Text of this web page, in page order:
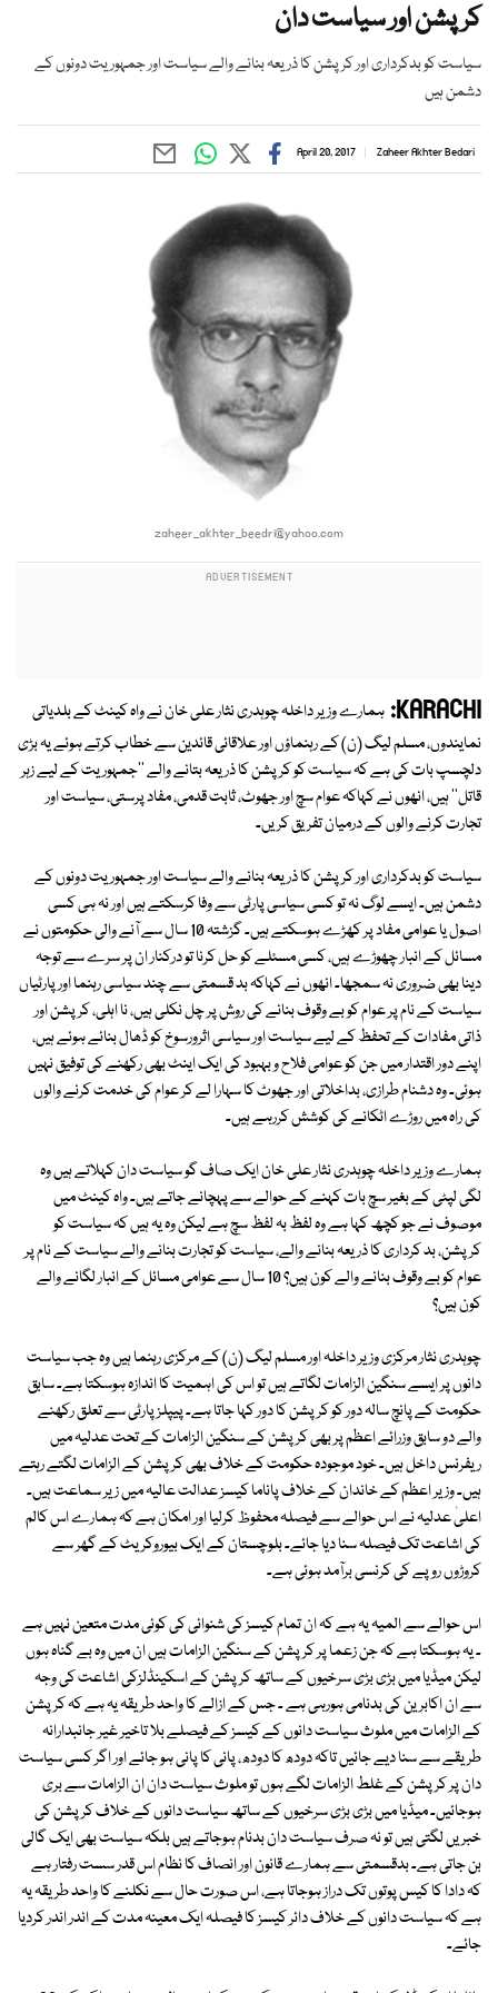
کرپشن اور سیاست دان
سیاست کو بدکرداری اور کرپشن کا ذریعہ بنانے والے سیاست اور جمہوریت دونوں کے
دشمن ہیں
Zaheer Akhter Bedari
April 20, 2017
zaheer_akhter_beedri@yahoo.com
KARACHI: ہمارے وزیر داخلہ چوہدری نثار علی خان نے واہ کینٹ کے بلدیاتی
نمایندوں، مسلم لیگ (ن) کے رہنماؤں اور علاقائی قائدین سے خطاب کرتے ہوئے یہ بڑی
دلچسپ بات کی ہے کہ سیاست کو کرپشن کا ذریعہ بتانے والے ''جمہوریت کے لیے زہر
قاتل'' ہیں، انھوں نے کہاکہ عوام سچ اور جھوٹ، ثابت قدمی، مفاد پرستی، سیاست اور
تجارت کرنے والوں کے درمیان تفریق کریں۔
سیاست کو بدکرداری اور کرپشن کا ذریعہ بنانے والے سیاست اور جمہوریت دونوں کے
دشمن ہیں۔ ایسے لوگ نہ تو کسی سیاسی پارٹی سے وفا کرسکتے ہیں اور نہ ہی کسی
اصول یا عوامی مفاد پر کھڑے ہوسکتے ہیں۔ گزشتہ 10 سال سے آنے والی حکومتوں نے
مسائل کے انبار چھوڑے ہیں، کسی مسئلے کو حل کرنا تو درکنار ان پر سرے سے توجہ
دینا بھی ضروری نہ سمجھا۔ انھوں نے کہاکہ بد قسمتی سے چند سیاسی رہنما اور پارٹیاں
سیاست کے نام پر عوام کو بے وقوف بنانے کی روش پر چل نکلی ہیں، نا اہلی، کرپشن اور
ذاتی مفادات کے تحفظ کے لیے سیاست اور سیاسی اثرورسوخ کو ڈھال بنائے ہوئے ہیں،
اپنے دور اقتدار میں جن کو عوامی فلاح و بہبود کی ایک اینٹ بھی رکھنے کی توفیق نہیں
ہوئی۔ وہ دشنام طرازی، بداخلاتی اور جھوٹ کا سہارا لے کر عوام کی خدمت کرنے والوں
کی راہ میں روڑے اٹکانے کی کوشش کررہے ہیں۔
ہمارے وزیر داخلہ چوہدری نثار علی خان ایک صاف گو سیاست دان کہلاتے ہیں وہ
لگی لپٹی کے بغیر سچ بات کہنے کے حوالے سے پہچانے جاتے ہیں۔ واہ کینٹ میں
موصوف نے جو کچھ کہا ہے وہ لفظ بہ لفظ سچ ہے لیکن وہ یہ ہیں کہ سیاست کو
کرپشن، بد کرداری کا ذریعہ بنانے والے، سیاست کو تجارت بنانے والے سیاست کے نام پر
عوام کو بے وقوف بنانے والے کون ہیں؟ 10 سال سے عوامی مسائل کے انبار لگانے والے
کون ہیں؟
چوہدری نثار مرکزی وزیر داخلہ اور مسلم لیگ (ن) کے مرکزی رہنما ہیں وہ جب سیاست
دانوں پر ایسے سنگین الزامات لگاتے ہیں تو اس کی اہمیت کا اندازہ ہوسکتا ہے۔ سابق
حکومت کے پانچ سالہ دور کو کرپشن کا دور کہا جاتا ہے۔ پیپلزپارٹی سے تعلق رکھنے
والے دو سابق وزرائے اعظم پر بھی کرپشن کے سنگین الزامات کے تحت عدلیہ میں
ریفرنس داخل ہیں۔ خود موجودہ حکومت کے خلاف بھی کرپشن کے الزامات لگتے رہتے
ہیں۔ وزیر اعظم کے خاندان کے خلاف پاناما کیسز عدالت عالیہ میں زیر سماعت ہیں۔
اعلیٰ عدلیہ نے اس حوالے سے فیصلہ محفوظ کرلیا اور امکان ہے کہ ہمارے اس کالم
کی اشاعت تک فیصلہ سنا دیا جائے۔ بلوچستان کے ایک بیوروکریٹ کے گھر سے
کروڑوں روپے کی کرنسی برآمد ہوئی ہے۔
اس حوالے سے المیہ یہ ہے کہ ان تمام کیسز کی شنوائی کی کوئی مدت متعین نہیں ہے
۔ یہ ہوسکتا ہے کہ جن زعما پر کرپشن کے سنگین الزامات ہیں ان میں وہ بے گناہ ہوں
لیکن میڈیا میں بڑی بڑی سرخیوں کے ساتھ کرپشن کے اسکینڈلزکی اشاعت کی وجہ
سے ان اکابرین کی بدنامی ہورہی ہے ۔ جس کے ازالے کا واحد طریقہ یہ ہے کہ کرپشن
کے الزامات میں ملوث سیاست دانوں کے کیسز کے فیصلے بلا تاخیر غیر جانبدارانہ
طریقے سے سنا دیے جائیں تاکہ دودھ کا دودھ، پانی کا پانی ہو جائے اور اگر کسی سیاست
دان پر کرپشن کے غلط الزامات لگے ہوں تو ملوث سیاست دان ان الزامات سے بری
ہوجائیں۔ میڈیا میں بڑی بڑی سرخیوں کے ساتھ سیاست دانوں کے خلاف کرپشن کی
خبریں لگتی ہیں تو نہ صرف سیاست دان بدنام ہوجاتے ہیں بلکہ سیاست بھی ایک گالی
بن جاتی ہے۔ بدقسمتی سے ہمارے قانون اور انصاف کا نظام اس قدر سست رفتار ہے
کہ دادا کا کیس پوتوں تک دراز ہوجاتا ہے، اس صورت حال سے نکلنے کا واحد طریقہ یہ
ہے کہ سیاست دانوں کے خلاف دائر کیسز کا فیصلہ ایک معینہ مدت کے اندر اندر کردیا
جائے۔